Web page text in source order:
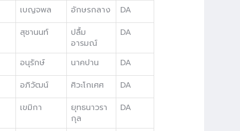
เบญจพล อักษรกลาง DA
สุชานนท์
ปลื้ม
อารมณ์
DA
อนุรักษ์ นาคปาน DA
อภิวัฒน์ ศิวะโกเศศ DA
เขมิกา
ยุทธนาวรา
กุล
DA